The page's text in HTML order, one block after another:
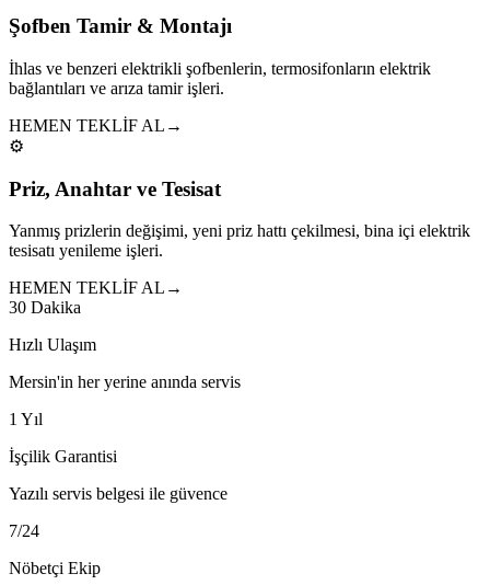
Şofben Tamir & Montajı
İhlas ve benzeri elektrikli şofbenlerin, termosifonların elektrik
bağlantıları ve arıza tamir işleri.
HEMEN TEKLİF AL →
⚙️
Priz, Anahtar ve Tesisat
Yanmış prizlerin değişimi, yeni priz hattı çekilmesi, bina içi elektrik
tesisatı yenileme işleri.
HEMEN TEKLİF AL →
30 Dakika
Hızlı Ulaşım
Mersin'in her yerine anında servis
1 Yıl
İşçilik Garantisi
Yazılı servis belgesi ile güvence
7/24
Nöbetçi Ekip